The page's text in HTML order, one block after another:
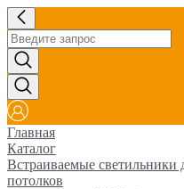
Главная
Каталог
Встраиваемые
потолков